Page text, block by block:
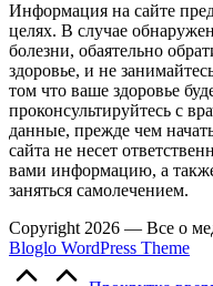
Информация на сайте
целях. В случае
болезни, обаятельно
здоровье, и не
том что ваше здоровье
проконсультируйтесь с
данные, прежде чем
сайта не несет
вами информацию, а
заняться самолечением.
Copyright 2026 — Все о
Bloglo WordPress Theme